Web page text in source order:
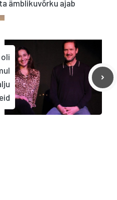
ta ämblikuvõrku ajab